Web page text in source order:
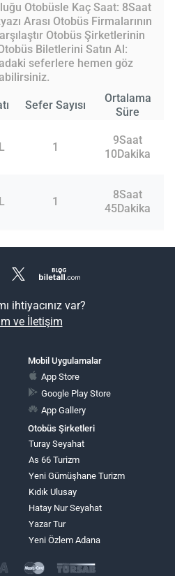
Otobüsle Kaç Saat: 8Saat
Arası Otobüs Firmalarının
Otobüs Şirketlerinin
Biletlerini Satın Al:
seferlere hemen göz
Sefer Sayısı
Ortalama
Süre
1
9Saat
10Dakika
1
8Saat
45Dakika
ihtiyacınız var?
ve İletişim
Mobil Uygulamalar
App Store
Google Play Store
App Gallery
Otobüs Şirketleri
Turay Seyahat
As 66 Turizm
Yeni Gümüşhane Turizm
Kıdık Ulusay
Hatay Nur Seyahat
Yazar Tur
Yeni Özlem Adana